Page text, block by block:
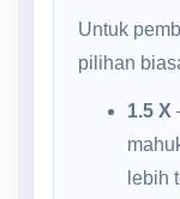
Untuk
pilihan
1.5 X
lebih